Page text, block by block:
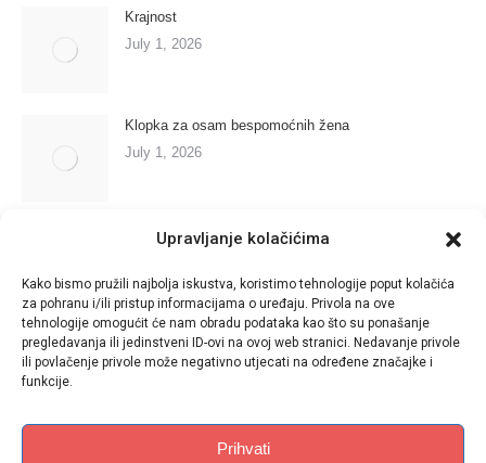
Upravljanje kolačićima
Kako bismo pružili najbolja iskustva, koristimo tehnologije poput kolačića
za pohranu i/ili pristup informacijama o uređaju. Privola na ove
tehnologije omogućit će nam obradu podataka kao što su ponašanje
pregledavanja ili jedinstveni ID-ovi na ovoj web stranici. Nedavanje privole
ili povlačenje privole može negativno utjecati na određene značajke i
funkcije.
Prihvati
Krajnost
July 1, 2026
Klopka za osam bespomoćnih žena
July 1, 2026
Marija se bori s anđelima
Dugo putovanje u noć
June 29, 2026